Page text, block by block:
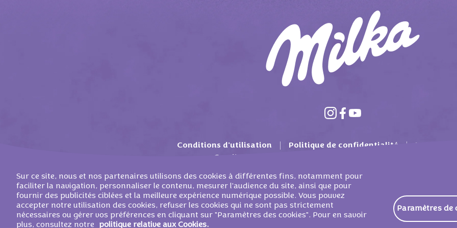
Conditions d'utilisation Politique de confidentialité
Mondelez
Conditions générales
©2026 MONDELEZ BELGIUM SERVICES SPRL - ALL RIGHTS RESERVED
Sur ce site, nous et nos partenaires utilisons des cookies à différentes fins, notamment pour
faciliter la navigation, personnaliser le contenu, mesurer l'audience du site, ainsi que pour
fournir des publicités ciblées et la meilleure expérience numérique possible. Vous pouvez
accepter notre utilisation des cookies, refuser les cookies qui ne sont pas strictement
nécessaires ou gérer vos préférences en cliquant sur "Paramètres des cookies". Pour en savoir
plus, consultez notre
politique relative aux Cookies.
Paramètres de